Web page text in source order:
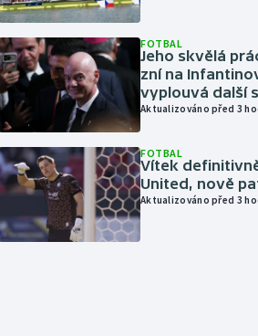
FOTBAL
Jeho skvělá
zní na
vyplouvá další
Aktualizováno před 3
FOTBAL
Vítek
United, nově
Aktualizováno před 3